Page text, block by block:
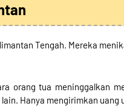
Tengah. Mereka
orang tua meninggalkan
Hanya mengirimkan uang